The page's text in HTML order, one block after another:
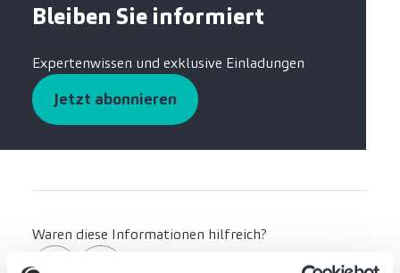
Bleiben Sie informiert
Expertenwissen und exklusive Einladungen
Jetzt abonnieren
Waren diese Informationen hilfreich?